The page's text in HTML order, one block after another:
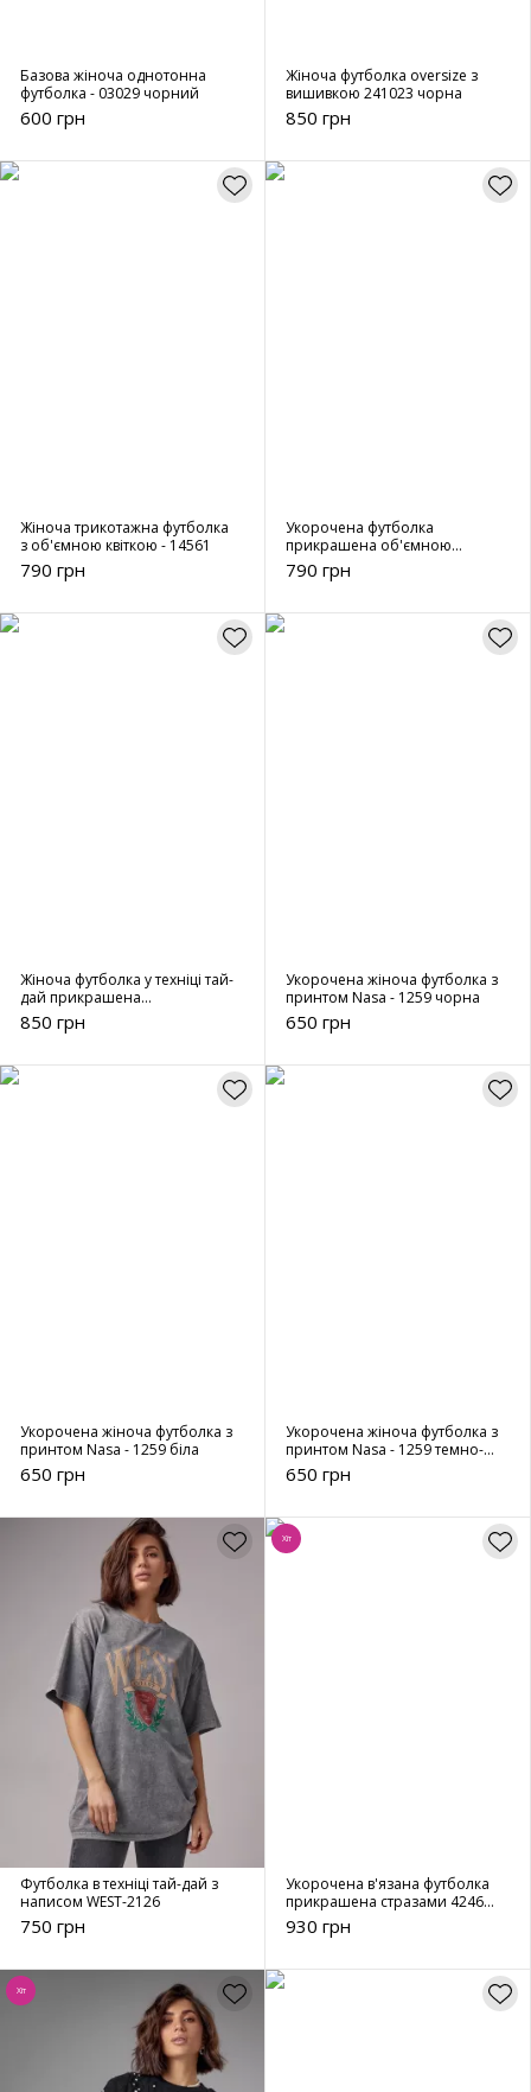
Базова жіноча однотонна
футболка - 03029 чорний
600 грн
Жіноча футболка oversize з
вишивкою 241023 чорна
850 грн
Жіноча трикотажна футболка
з об'ємною квіткою - 14561
790 грн
Укорочена футболка
прикрашена об'ємною
квіткою - 134567
790 грн
Жіноча футболка у техніці тай-
дай прикрашена
термостразами - 13456 чорна
850 грн
Укорочена жіноча футболка з
принтом Nasa - 1259 чорна
650 грн
Укорочена жіноча футболка з
принтом Nasa - 1259 біла
650 грн
Укорочена жіноча футболка з
принтом Nasa - 1259 темно-
сірий
650 грн
Футболка в техніці тай-дай з
написом WEST-2126
750 грн
Хіт
Укорочена в'язана футболка
прикрашена стразами 4246
світло-коричневий
930 грн
Хіт